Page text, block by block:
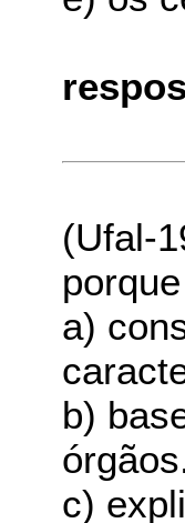
(Ufal-
porque
a)
b)
c)